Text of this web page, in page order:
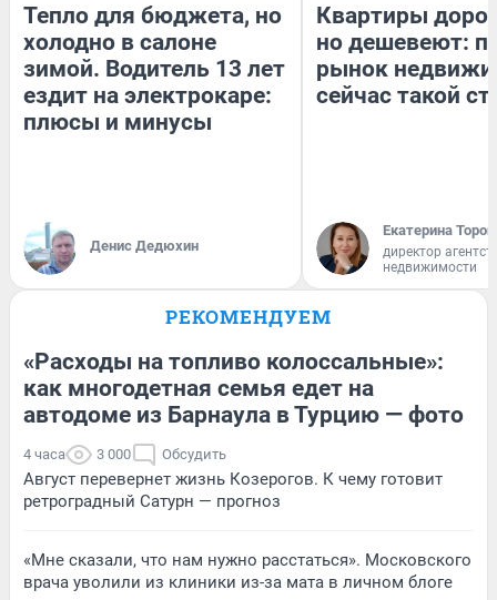
Тепло для бюджета, но
холодно в салоне
зимой. Водитель 13 лет
ездит на электрокаре:
плюсы и минусы
Денис Дедюхин
Квартиры
но дешевеют:
рынок
сейчас такой
Екатерина
директор
недвижимости
РЕКОМЕНДУЕМ
«Расходы на топливо колоссальные»:
как многодетная семья едет на
автодоме из Барнаула в Турцию — фото
4 часа 3 000 Обсудить
Август перевернет жизнь Козерогов. К чему готовит
ретроградный Сатурн — прогноз
«Мне сказали, что нам нужно расстаться». Московского
врача уволили из клиники из-за мата в личном блоге